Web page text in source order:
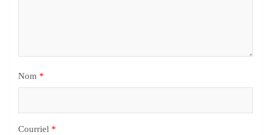
Nom *
Courriel *